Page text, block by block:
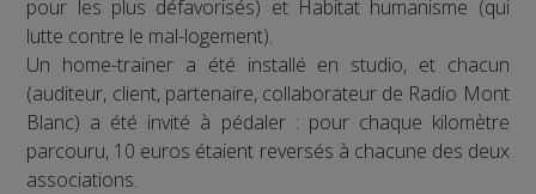
pour les plus défavorisés) et Habitat humanisme (qui
lutte contre le mal-logement).
Un home-trainer a été installé en studio, et chacun
(auditeur, client, partenaire, collaborateur de Radio Mont
Blanc) a été invité à pédaler : pour chaque kilomètre
parcouru, 10 euros étaient reversés à chacune des deux
associations.